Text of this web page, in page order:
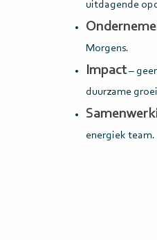
uitdagende
Morgens.
Impact–
duurzame
energiek team.